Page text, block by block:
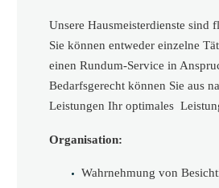
Unsere Hausmeisterdienste sind
Sie können entweder einzelne
einen Rundum-Service in
Bedarfsgerecht können Sie aus
Leistungen Ihr optimales
Organisation:
Wahrnehmung von